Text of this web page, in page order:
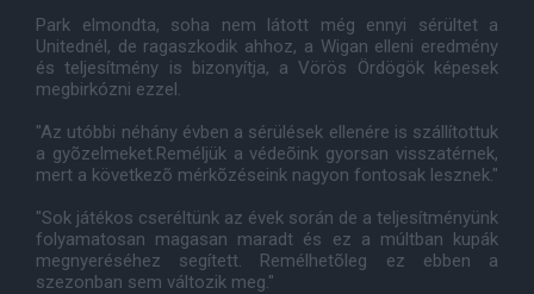
Park elmondta, soha nem látott még ennyi sérültet a
Unitednél, de ragaszkodik ahhoz, a Wigan elleni eredmény
és teljesítmény is bizonyítja, a Vörös Ördögök képesek
megbirkózni ezzel.
"Az utóbbi néhány évben a sérülések ellenére is szállítottuk
a gyõzelmeket.Reméljük a védeõink gyorsan visszatérnek,
mert a következõ mérkõzéseink nagyon fontosak lesznek."
"Sok játékos cseréltünk az évek során de a teljesítményünk
folyamatosan magasan maradt és ez a múltban kupák
megnyeréséhez segített. Remélhetõleg ez ebben a
szezonban sem változik meg."